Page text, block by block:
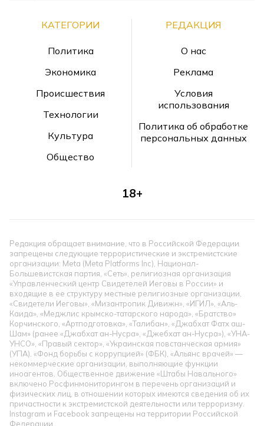
КАТЕГОРИИ
Политика
Экономика
Происшествия
Технологии
Культура
Общество
РЕДАКЦИЯ
О нас
Реклама
Условия
использования
Политика об обработке
персональных данных
18+
Редакция обращает внимание, что в Российской Федерации
запрещены следующие террористические и экстремистские
организации: Meta (Meta Platforms Inc), Национал-
Большевистская партия, «Сеть», религиозная организация
«Управленческий центр Свидетелей Иеговы в России» и
входящие в ее структуру местные религиозные организации,
«Свидетели Иеговы», «Мизантропик Дивижн», «ИГИЛ», «Аль-
Каида», «Меджлис крымско-татарского народа», «Братство»
Корчинского, «Артподготовка», «Талибан», «Джабхат Фатх аш-
Шам» (ранее «Джабхат ан-Нусра», «Джебхат ан-Нусра»), «УНА-
УНСО», «Правый сектор», «Украинская повстанческая армия»
(УПА). «Фонд борьбы с коррупцией» (ФБК), «Альянс врачей» —
некоммерческие организации, выполняющие функции
иноагентов. Общественное движение «Штабы Навального»
включено Росфинмониторингом в перечень организаций и
физических лиц, в отношении которых имеются сведения об их
причастности к экстремистской деятельности или терроризму.
Instagram и Facebook запрещены на территории Российской
Федерации.